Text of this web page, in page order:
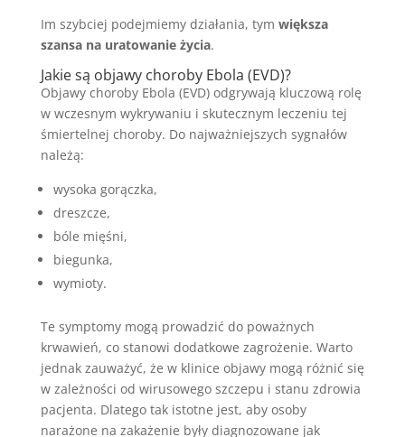
Im szybciej podejmiemy działania, tym większa
szansa na uratowanie życia.
Jakie są objawy choroby Ebola (EVD)?
Objawy choroby Ebola (EVD) odgrywają kluczową rolę
w wczesnym wykrywaniu i skutecznym leczeniu tej
śmiertelnej choroby. Do najważniejszych sygnałów
należą:
wysoka gorączka,
dreszcze,
bóle mięśni,
biegunka,
wymioty.
Te symptomy mogą prowadzić do poważnych
krwawień, co stanowi dodatkowe zagrożenie. Warto
jednak zauważyć, że w klinice objawy mogą różnić się
w zależności od wirusowego szczepu i stanu zdrowia
pacjenta. Dlatego tak istotne jest, aby osoby
narażone na zakażenie były diagnozowane jak